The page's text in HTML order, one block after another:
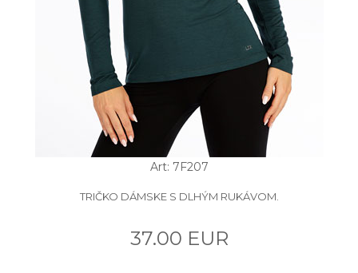
Art: 7F207
TRIČKO DÁMSKE S DLHÝM RUKÁVOM.
37.00 EUR